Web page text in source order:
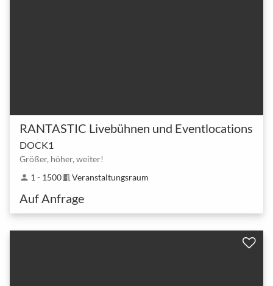
RANTASTIC Livebühnen und Eventlocations
DOCK1
Größer, höher, weiter!
person 1 - 1500meeting_room Veranstaltungsraum
Auf Anfrage